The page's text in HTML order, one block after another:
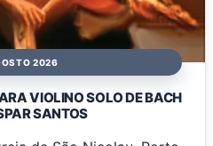
2026
VIOLINO SOLO DE BACH
SANTOS